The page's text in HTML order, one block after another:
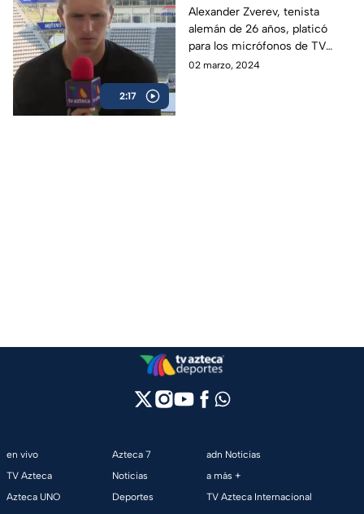
2:17
Abierto Mexicano de
Tenis
Alexander Zverev, tenista
alemán de 26 años, platicó
para los micrófonos de TV
Azteca Deportes durante su
02 marzo, 2024
en vivo
TV Azteca
Azteca UNO
Azteca 7
Noticias
Deportes
adn Noticias
a más +
TV Azteca Internacional